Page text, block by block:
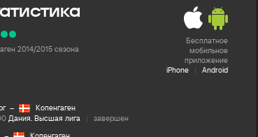
Бесплатное
мобильное
приложение
iPhone
| Android
2014/2015 сезона
–
Копенгаген
Дания. Высшая лига | завершен